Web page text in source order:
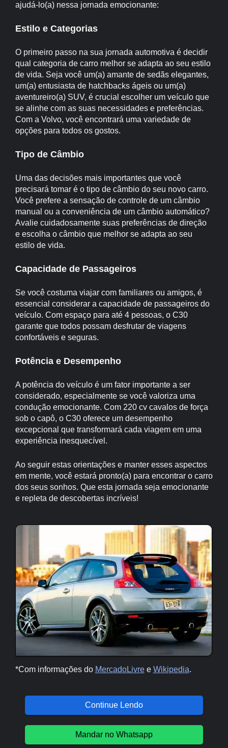
ajudá-lo(a) nessa jornada emocionante:
Estilo e Categorias
O primeiro passo na sua jornada automotiva é decidir
qual categoria de carro melhor se adapta ao seu estilo
de vida. Seja você um(a) amante de sedãs elegantes,
um(a) entusiasta de hatchbacks ágeis ou um(a)
aventureiro(a) SUV, é crucial escolher um veículo que
se alinhe com as suas necessidades e preferências.
Com a Volvo, você encontrará uma variedade de
opções para todos os gostos.
Tipo de Câmbio
Uma das decisões mais importantes que você
precisará tomar é o tipo de câmbio do seu novo carro.
Você prefere a sensação de controle de um câmbio
manual ou a conveniência de um câmbio automático?
Avalie cuidadosamente suas preferências de direção
e escolha o câmbio que melhor se adapta ao seu
estilo de vida.
Capacidade de Passageiros
Se você costuma viajar com familiares ou amigos, é
essencial considerar a capacidade de passageiros do
veículo. Com espaço para até 4 pessoas, o C30
garante que todos possam desfrutar de viagens
confortáveis e seguras.
Potência e Desempenho
A potência do veículo é um fator importante a ser
considerado, especialmente se você valoriza uma
condução emocionante. Com 220 cv cavalos de força
sob o capô, o C30 oferece um desempenho
excepcional que transformará cada viagem em uma
experiência inesquecível.
Ao seguir estas orientações e manter esses aspectos
em mente, você estará pronto(a) para encontrar o carro
dos seus sonhos. Que esta jornada seja emocionante
e repleta de descobertas incríveis!
*Com informações do MercadoLivree Wikipedia.
Continue Lendo
Mandar no Whatsapp